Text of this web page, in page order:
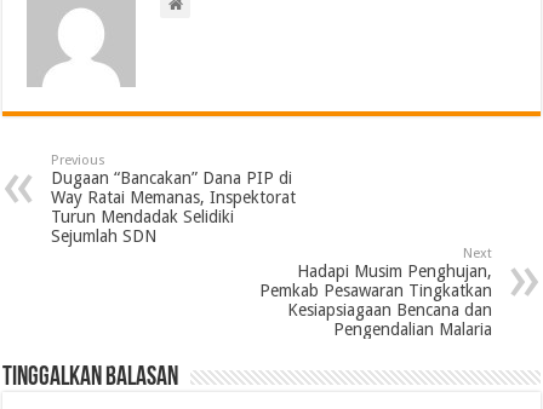
Previous
Dugaan “Bancakan” Dana PIP di
Way Ratai Memanas, Inspektorat
Turun Mendadak Selidiki
Sejumlah SDN
Next
Hadapi Musim Penghujan,
Pemkab Pesawaran Tingkatkan
Kesiapsiagaan Bencana dan
Pengendalian Malaria
Tinggalkan Balasan